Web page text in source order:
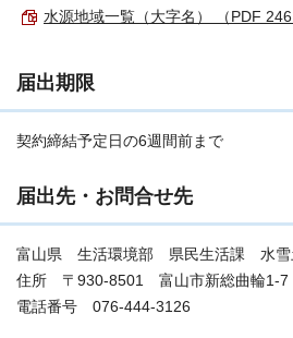
水源地域一覧（大字名） （PDF
届出期限
契約締結予定日の6週間前まで
届出先・お問合せ先
富山県 生活環境部 県民生活課 水雪
住所 〒930-8501 富山市新総曲輪1-7
電話番号 076-444-3126